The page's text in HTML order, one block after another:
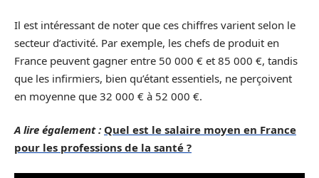
Il est intéressant de noter que ces chiffres varient selon le
secteur d’activité. Par exemple, les chefs de produit en
France peuvent gagner entre 50 000 € et 85 000 €, tandis
que les infirmiers, bien qu’étant essentiels, ne perçoivent
en moyenne que 32 000 € à 52 000 €.
A lire également : Quel est le salaire moyen en France
pour les professions de la santé ?